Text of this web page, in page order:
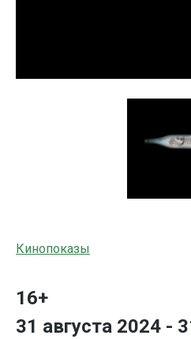
Кинопоказы
16+
31 августа 2024 -